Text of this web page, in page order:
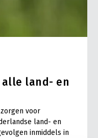
land- en
voor
land- en
inmiddels in